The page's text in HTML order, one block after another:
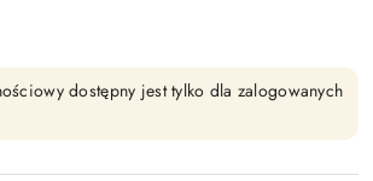
dostępny jest tylko dla zalogowanych